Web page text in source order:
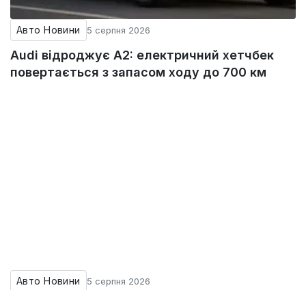
Авто Новини 5 серпня 2026
Audi відроджує A2: електричний хетчбек
повертається з запасом ходу до 700 км
Авто Новини 5 серпня 2026